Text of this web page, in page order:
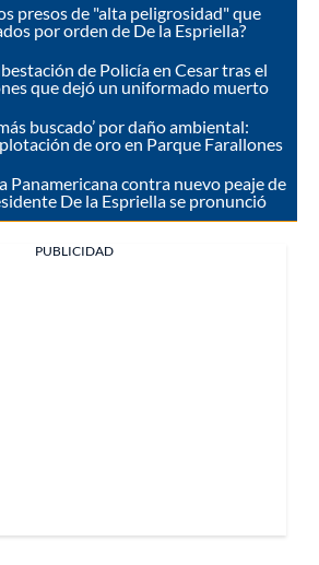
presos de "alta peligrosidad" que
por orden de De la Espriella?
de Policía en Cesar tras el
que dejó un uniformado muerto
buscado’ por daño ambiental:
de oro en Parque Farallones
Panamericana contra nuevo peaje de
De la Espriella se pronunció
PUBLICIDAD